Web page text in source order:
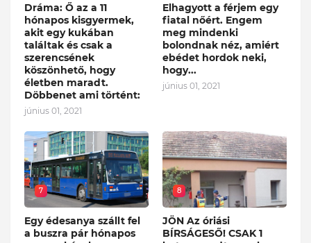
Dráma: Ő az a 11
hónapos kisgyermek,
akit egy kukában
találtak és csak a
szerencsének
köszönhető, hogy
életben maradt.
Döbbenet ami történt:
június 01, 2021
Elhagyott a férjem egy
fiatal nőért. Engem
meg mindenki
bolondnak néz, amiért
ebédet hordok neki,
hogy...
június 01, 2021
7
Egy édesanya szállt fel
a buszra pár hónapos
8
JÖN Az óriási
BÍRSÁGESŐ! CSAK 1